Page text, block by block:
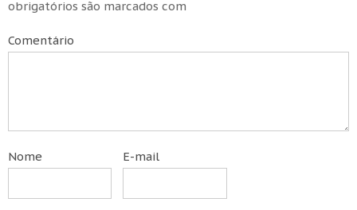
obrigatórios são marcados com
Comentário
Nome E-mail